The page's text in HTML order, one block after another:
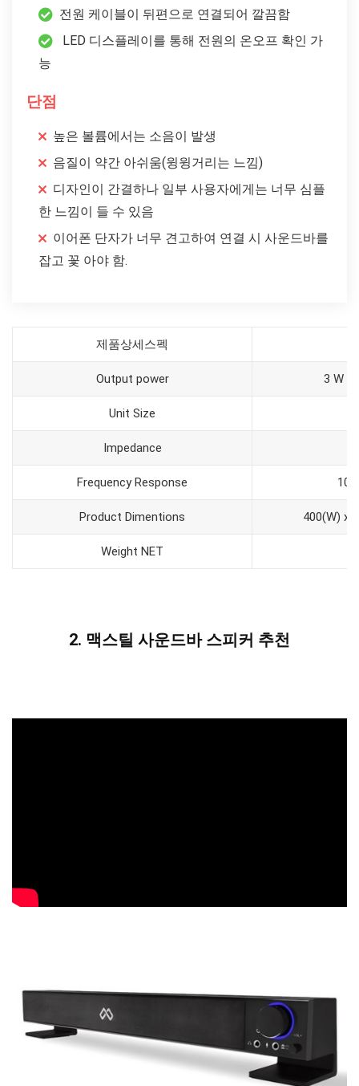
전원 케이블이 뒤편으로 연결되어 깔끔함
LED 디스플레이를 통해 전원의 온오프 확인 가
능
단점
높은 볼륨에서는 소음이 발생
음질이 약간 아쉬움(윙윙거리는 느낌)
디자인이 간결하나 일부 사용자에게는 너무 심플
한 느낌이 들 수 있음
이어폰 단자가 너무 견고하여 연결 시 사운드바를
잡고 꽃 아야 함.
제품상세스펙
Output power 3 W x
Unit Size
Impedance
Frequency Response
Product Dimentions 400(W) x
Weight NET
2. 맥스틸 사운드바 스피커 추천